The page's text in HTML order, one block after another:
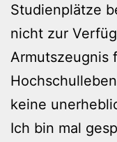
Studienplätze
nicht zur
Armutszeugnis
keine
Ich bin mal